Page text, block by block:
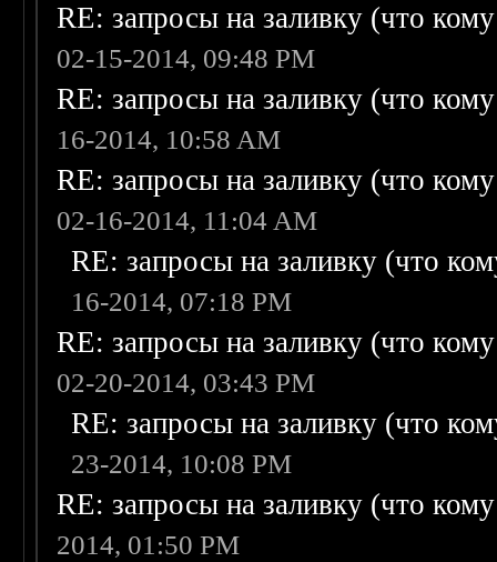
RE: запросы на заливку (что
02-15-2014, 09:48 PM
RE: запросы на заливку (что
16-2014, 10:58 AM
RE: запросы на заливку (что
02-16-2014, 11:04 AM
RE: запросы на заливку (что
16-2014, 07:18 PM
RE: запросы на заливку (что
02-20-2014, 03:43 PM
RE: запросы на заливку (что
23-2014, 10:08 PM
RE: запросы на заливку (что
2014, 01:50 PM